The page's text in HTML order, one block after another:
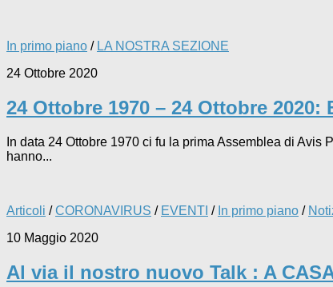
In primo piano / LA NOSTRA SEZIONE
24 Ottobre 2020
24 Ottobre 1970 – 24 Ottobre
In data 24 Ottobre 1970 ci fu la prima Assemblea di
hanno...
Articoli /CORONAVIRUS / EVENTI / In primo piano /
10 Maggio 2020
Al via il nostro nuovo Talk : A